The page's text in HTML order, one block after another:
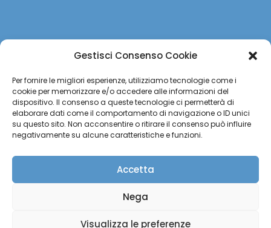
Gestisci Consenso Cookie
Per fornire le migliori esperienze, utilizziamo tecnologie come i
cookie per memorizzare e/o accedere alle informazioni del
dispositivo. Il consenso a queste tecnologie ci permetterà di
elaborare dati come il comportamento di navigazione o ID unici
su questo sito. Non acconsentire o ritirare il consenso può influire
negativamente su alcune caratteristiche e funzioni.
Accetta
Nega
Visualizza le preferenze
Facebook
Twitter
Instagram